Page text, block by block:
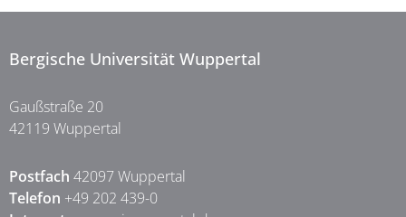
Bergische Universität Wuppertal
Gaußstraße 20
42119 Wuppertal
Postfach 42097 Wuppertal
Telefon +49 202 439-0